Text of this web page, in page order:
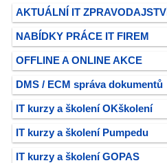
AKTUÁLNÍ IT ZPRAVODAJSTVÍ
NABÍDKY PRÁCE IT FIREM
OFFLINE A ONLINE AKCE
DMS / ECM správa dokumentů
IT kurzy a školení OKškolení
IT kurzy a školení Pumpedu
IT kurzy a školení GOPAS